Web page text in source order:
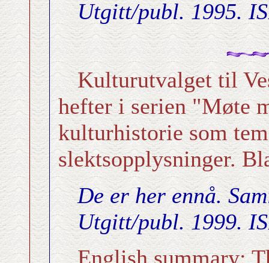
Utgitt/publ. 1995.
Kulturutvalget til
hefter i serien "Møte
kulturhistorie som
slektsopplysninger.
De er her ennå.
Utgitt/publ. 1999.
English summary: